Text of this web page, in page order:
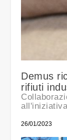
Demus
rifiuti
26/01/2023